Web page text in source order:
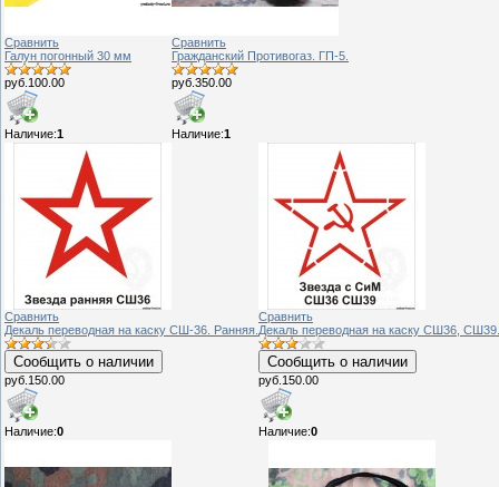
Сравнить
Галун погонный 30 мм
руб.100.00
Наличие:1
Сравнить
Гражданский Противогаз. ГП-5.
руб.350.00
Наличие:1
Сравнить
Декаль переводная на каску СШ-36. Ранняя.
Сообщить о наличии
руб.150.00
Наличие:0
Сравнить
Декаль переводная на каску СШ36, СШ39.
Сообщить о наличии
руб.150.00
Наличие:0